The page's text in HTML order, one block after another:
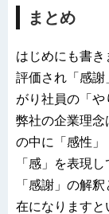
まとめ
はじめにも書
評価され「感謝
がり社員の「や
弊社の企業理念
の中に「感性
「感」を表現し
「感謝」の解
在になりますと